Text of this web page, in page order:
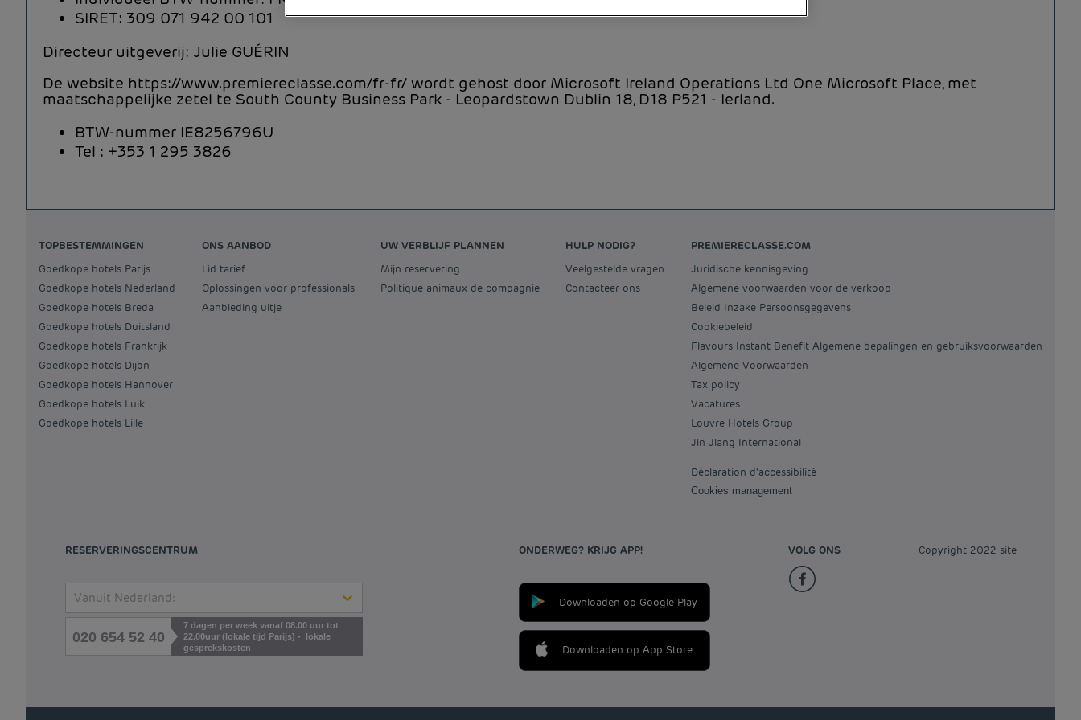
SIRET: 309 071 942 00 101
Directeur uitgeverij: Julie GUÉRIN
De website https://www.premiereclasse.com/fr-fr/ wordt gehost door Microsoft Ireland Operations Ltd One Microsoft Place, met
maatschappelijke zetel te South County Business Park - Leopardstown Dublin 18, D18 P521 - Ierland.
BTW-nummer IE8256796U
Tel : +353 1 295 3826
TOPBESTEMMINGEN
Goedkope hotels Parijs
Goedkope hotels Nederland
Goedkope hotels Breda
Goedkope hotels Duitsland
Goedkope hotels Frankrijk
Goedkope hotels Dijon
Goedkope hotels Hannover
Goedkope hotels Luik
Goedkope hotels Lille
ONS AANBOD
Lid tarief
Oplossingen voor professionals
Aanbieding uitje
UW VERBLIJF PLANNEN
Mijn reservering
Politique animaux de compagnie
HULP NODIG?
Veelgestelde vragen
Contacteer ons
PREMIERECLASSE.COM
Juridische kennisgeving
Algemene voorwaarden voor de verkoop
Beleid Inzake Persoonsgegevens
Cookiebeleid
Flavours Instant Benefit Algemene bepalingen en gebruiksvoorwaarden
Algemene Voorwaarden
Tax policy
Vacatures
Louvre Hotels Group
Jin Jiang International
Déclaration d'accessibilité
Cookies management
RESERVERINGSCENTRUM
Vanuit Nederland:
020 654 52 40
7 dagen per week vanaf 08.00 uur tot
22.00uur (lokale tijd Parijs) - lokale
gesprekskosten
ONDERWEG? KRIJG APP!
Downloaden op Google Play
Downloaden op App Store
VOLG ONS Copyright 2022 site